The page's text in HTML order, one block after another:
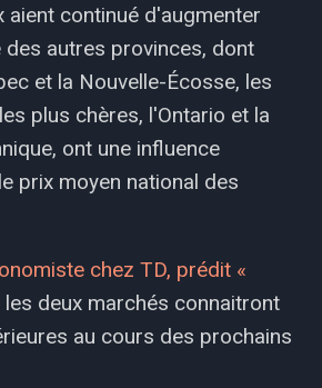
aient continué d'augmenter
autres provinces, dont
et la Nouvelle-Écosse, les
plus chères, l'Ontario et la
ont une influence
prix moyen national des
chez TD, prédit «
les deux marchés connaitront
au cours des prochains